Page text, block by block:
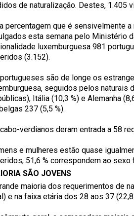
de naturalização. Destes, 1.405
percentagem que é sensivelmente
esta semana pelo Ministério
luxemburguesa 981
(3.152).
são de longe os
seguidos pelos naturais
Itália (10,3 %) e Alemanha
237 (5,5 %).
verdianos deram entrada a 58
e mulheres estão quase
51,6 % correspondem ao sexo
SÃO JOVENS
maioria dos requerimentos de
e na faixa etária dos 28 aos 37 (22,8